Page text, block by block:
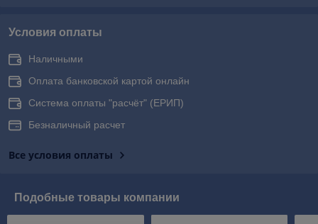
Условия оплаты
Наличными
Оплата банковской картой онлайн
Система оплаты "расчёт" (ЕРИП)
Безналичный расчет
Все условия оплаты
Подобные товары компании